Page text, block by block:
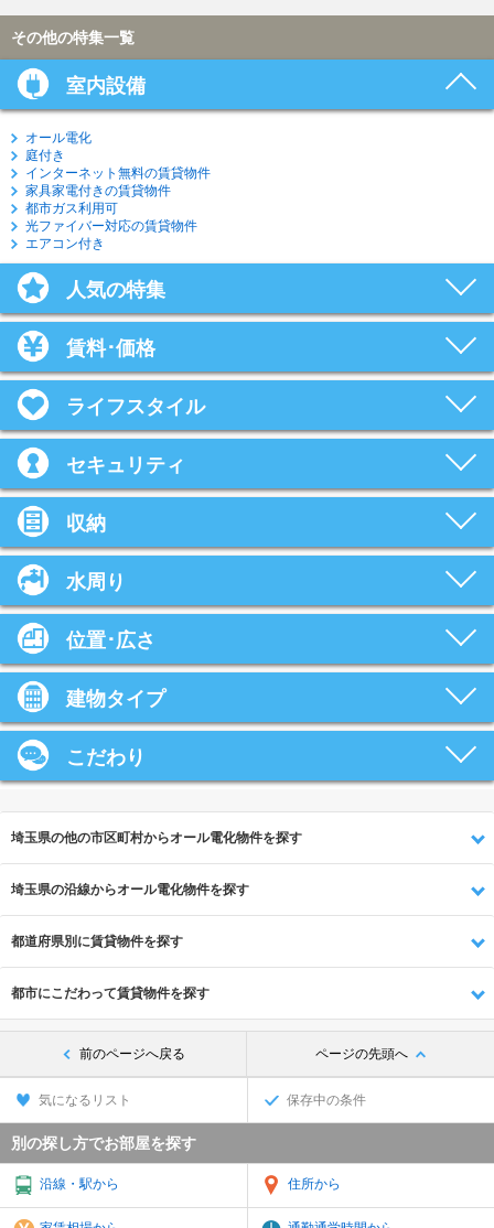
その他の特集一覧
室内設備
オール電化
庭付き
インターネット無料の賃貸物件
家具家電付きの賃貸物件
都市ガス利用可
光ファイバー対応の賃貸物件
エアコン付き
人気の特集
賃料･価格
ライフスタイル
セキュリティ
収納
水周り
位置･広さ
建物タイプ
こだわり
埼玉県の他の市区町村からオール電化物件を探す
埼玉県の沿線からオール電化物件を探す
都道府県別に賃貸物件を探す
都市にこだわって賃貸物件を探す
前のページへ戻る ページの先頭へ
気になるリスト 保存中の条件
別の探し方でお部屋を探す
沿線・駅から 住所から